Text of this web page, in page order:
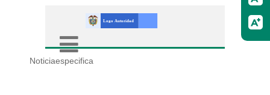
Noticiaespecifica